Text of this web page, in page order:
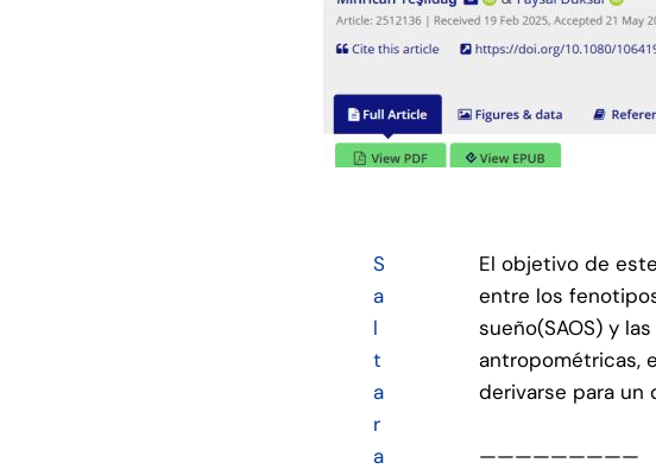
S
a
l
t
a
r
a
El objetivo de
entre los
sueño(SAOS) y
antropométricas,
derivarse para un
—————————